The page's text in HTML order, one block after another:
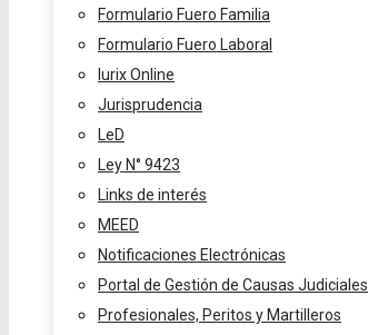
Formulario Fuero Familia
Formulario Fuero Laboral
Iurix Online
Jurisprudencia
LeD
Ley N° 9423
Links de interés
MEED
Notificaciones Electrónicas
Portal de Gestión de Causas Judiciales
Profesionales, Peritos y Martilleros